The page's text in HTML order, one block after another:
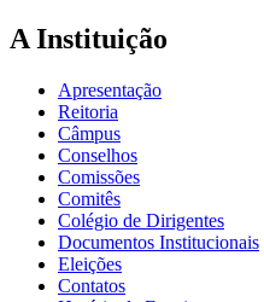
A Instituição
Apresentação
Reitoria
Câmpus
Conselhos
Comissões
Comitês
Colégio de Dirigentes
Documentos Institucionais
Eleições
Contatos